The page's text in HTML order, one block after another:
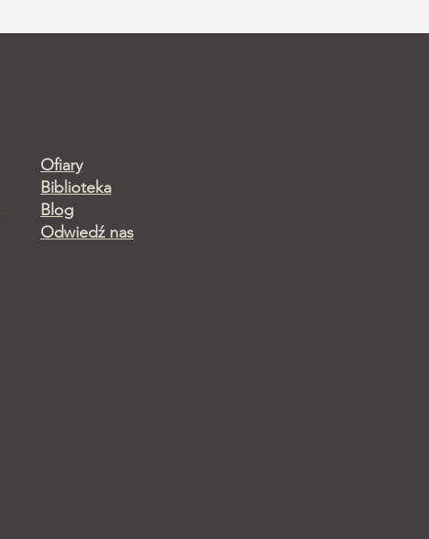
Ofiary
Biblioteka
Blog
Odwiedź nas